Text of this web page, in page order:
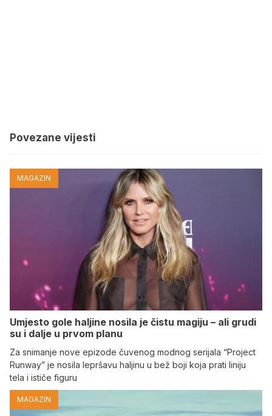
Povezane vijesti
MAGAZIN
Umjesto gole haljine nosila je čistu magiju – ali grudi
su i dalje u prvom planu
Za snimanje nove epizode čuvenog modnog serijala “Project
Runway” je nosila lepršavu haljinu u bež boji koja prati liniju
tela i ističe figuru
MAGAZIN